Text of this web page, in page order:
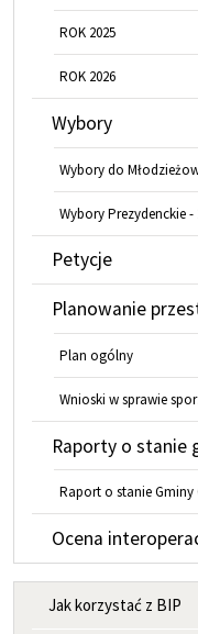
ROK 2025
ROK 2026
Wybory
Wybory do
Wybory Prezydenckie -
Petycje
Planowanie
Plan ogólny
Wnioski w sprawie
Raporty o stanie
Raport o stanie Gminy
Ocena
MENUJak korzystać z BIP